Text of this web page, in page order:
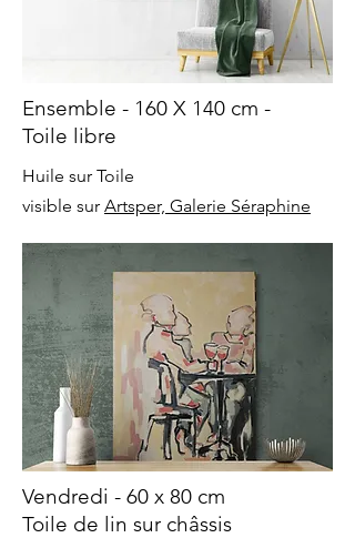
Ensemble - 160 X 140 cm -
Toile libre
Huile sur Toile
visible sur Artsper, Galerie Séraphine
Vendredi - 60 x 80 cm
Toile de lin sur châssis